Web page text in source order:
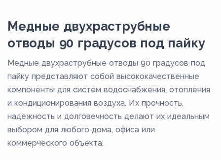
Медные двухраструбные
отводы 90 градусов под пайку
Медные двухраструбные отводы 90 градусов под
пайку представляют собой высококачественные
компоненты для систем водоснабжения, отопления
и кондиционирования воздуха. Их прочность,
надежность и долговечность делают их идеальным
выбором для любого дома, офиса или
коммерческого объекта.